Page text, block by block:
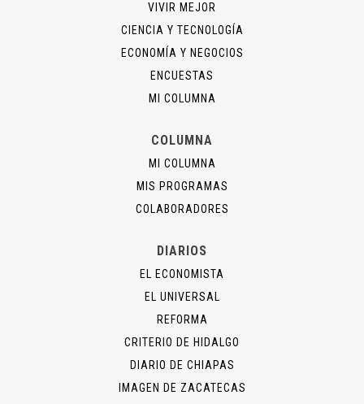
VIVIR MEJOR
CIENCIA Y TECNOLOGÍA
ECONOMÍA Y NEGOCIOS
ENCUESTAS
MI COLUMNA
COLUMNA
MI COLUMNA
MIS PROGRAMAS
COLABORADORES
DIARIOS
EL ECONOMISTA
EL UNIVERSAL
REFORMA
CRITERIO DE HIDALGO
DIARIO DE CHIAPAS
IMAGEN DE ZACATECAS